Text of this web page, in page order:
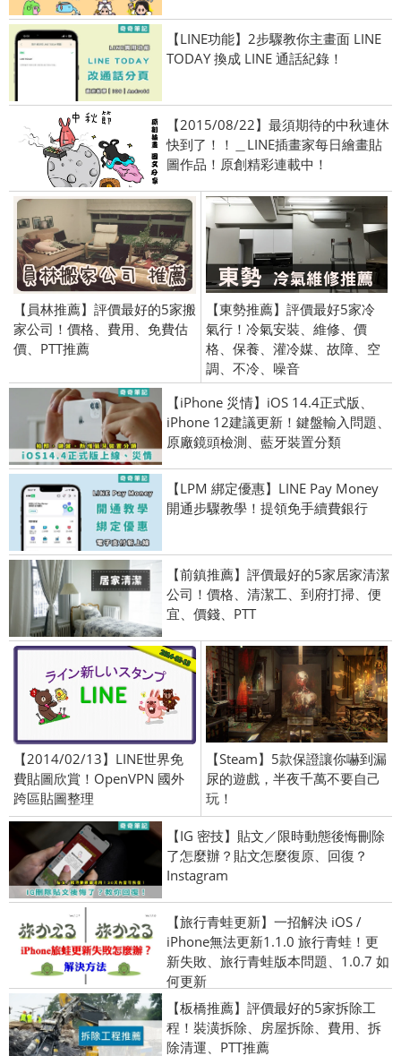
【LINE功能】2步驟教你主畫面 LINE
TODAY 換成 LINE 通話紀錄！
【2015/08/22】最須期待的中秋連休
快到了！！＿LINE插畫家每日繪畫貼
圖作品！原創精彩連載中！
【員林推薦】評價最好的5家搬
家公司！價格、費用、免費估
價、PTT推薦
【東勢推薦】評價最好5家冷
氣行！冷氣安裝、維修、價
格、保養、灌冷媒、故障、空
調、不冷、噪音
【iPhone 災情】iOS 14.4正式版、
iPhone 12建議更新！鍵盤輸入問題、
原廠鏡頭檢測、藍牙裝置分類
【LPM 綁定優惠】LINE Pay Money
開通步驟教學！提領免手續費銀行
【前鎮推薦】評價最好的5家居家清潔
公司！價格、清潔工、到府打掃、便
宜、價錢、PTT
【2014/02/13】LINE世界免
費貼圖欣賞！OpenVPN 國外
跨區貼圖整理
【Steam】5款保證讓你嚇到漏
尿的遊戲，半夜千萬不要自己
玩！
【IG 密技】貼文／限時動態後悔刪除
了怎麼辦？貼文怎麼復原、回復？
Instagram
【旅行青蛙更新】一招解決 iOS /
iPhone無法更新1.1.0 旅行青蛙！更
新失敗、旅行青蛙版本問題、1.0.7 如
何更新
【板橋推薦】評價最好的5家拆除工
程！裝潢拆除、房屋拆除、費用、拆
除清運、PTT推薦